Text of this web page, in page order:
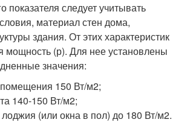
показателя следует учитывать
материал стен дома,
здания. От этих характеристик
мощность (р). Для нее установлены
значения:
150 Вт/м2;
140-150 Вт/м2;
(или окна в пол) до 180 Вт/м2.